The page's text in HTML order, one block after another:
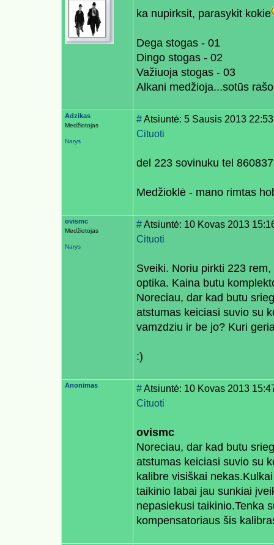
ka nupirksit, parasykit kokie
Dega stogas - 01
Dingo stogas - 02
Važiuoja stogas - 03
Alkani medžioja...sotūs
Adzikas
Medžiotojas
Narys
#Atsiuntė: 5 Sausis 2013 22:53
Cituoti
del 223 sovinuku tel
Medžioklė - mano rimtas
ovismc
Medžiotojas
Narys
#Atsiuntė: 10 Kovas 2013
Cituoti
Sveiki. Noriu pirkti 223
optika. Kaina butu
Noreciau, dar kad butu
atstumas keiciasi suvio su
vamzdziu ir be jo? Kuri
:)
Anonimas #Atsiuntė: 10 Kovas 2013
Cituoti
ovismc
Noreciau, dar kad butu
atstumas keiciasi suvio su
kalibre visiškai
taikinio labai jau sunkiai
nepasiekusi taikinio.Tenka
kompensatoriaus šis